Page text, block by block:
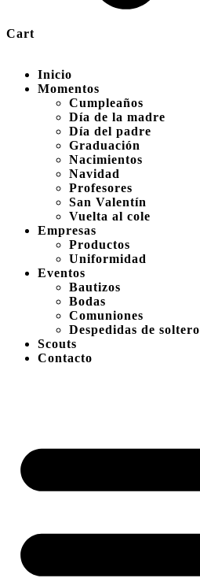
Cart
Inicio
Momentos
Cumpleaños
Día de la madre
Día del padre
Graduación
Nacimientos
Navidad
Profesores
San Valentín
Vuelta al cole
Empresas
Productos
Uniformidad
Eventos
Bautizos
Bodas
Comuniones
Despedidas de soltero
Scouts
Contacto